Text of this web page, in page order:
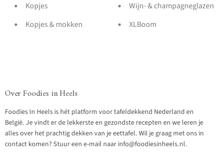
Kopjes
Kopjes & mokken
Wijn- & champagneglazen
XLBoom
Over Foodies in Heels
Foodies In Heels is hét platform voor tafeldekkend Nederland en
België. Je vindt er de lekkerste en gezondste recepten en we leren je
alles over het prachtig dekken van je eettafel. Wil je graag met ons in
contact komen? Stuur een e-mail naar info@foodiesinheels.nl.